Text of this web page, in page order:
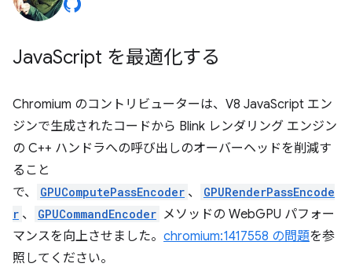
JavaScript を最適化する
Chromium のコントリビューターは、V8 JavaScript エン
ジンで生成されたコードから Blink レンダリング エンジン
の C++ ハンドラへの呼び出しのオーバーヘッドを削減す
ること
で、
GPUComputePassEncoder 、
GPURenderPassEncode
r 、 GPUCommandEncoder メソッドの WebGPU パフォー
マンスを向上させました。 chromium:1417558 の問題を参
照してください。